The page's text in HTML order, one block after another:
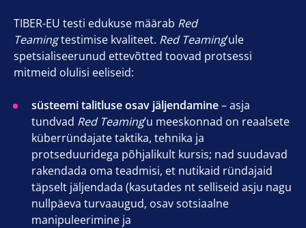
TIBER-EU testi edukuse määrab Red
Teamingtestimise kvaliteet. Red Teaming’ule
spetsialiseerunud ettevõtted toovad protsessi
mitmeid olulisi eeliseid:
süsteemi talitluse osav jäljendamine– asja
tundvad Red Teaming’u meeskonnad on reaalsete
küberründajate taktika, tehnika ja
protseduuridega põhjalikult kursis; nad suudavad
rakendada oma teadmisi, et nutikaid ründajaid
täpselt jäljendada (kasutades nt selliseid asju nagu
nullpäeva turvaaugud, osav sotsiaalne
manipuleerimine ja